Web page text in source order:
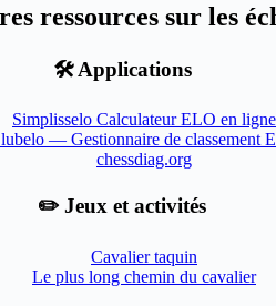
ressources sur les
🛠️ Applications
Simplisselo Calculateur ELO en ligne
— Gestionnaire de classement
chessdiag.org
✏️ Jeux et activités
Cavalier taquin
Le plus long chemin du cavalier